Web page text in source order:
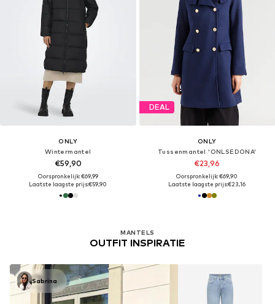
ONLY
Wintermantel
€59,90
Oorspronkelijk: €69,99
Laatste laagste prijs:€59,90
DEAL
ONLY
Tussenmantel 'ONLSEDONA'
€23,96
Oorspronkelijk: €69,90
Laatste laagste prijs:€23,16
MANTELS
OUTFIT INSPIRATIE
Sabrina